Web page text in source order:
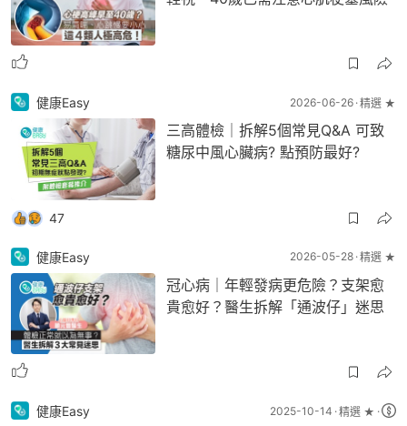
健康Easy 2026-06-26 精選 ★
三高體檢｜拆解5個常見Q&A 可致
糖尿中風心臟病? 點預防最好?
47
健康Easy 2026-05-28 精選 ★
冠心病｜年輕發病更危險？支架愈
貴愈好？醫生拆解「通波仔」迷思
健康Easy 2025-10-14 精選 ★